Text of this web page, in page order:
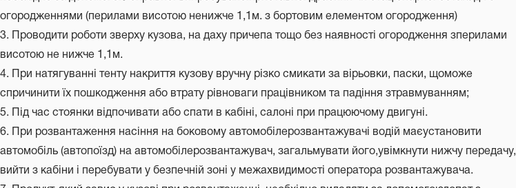
огородженнями (перилами висотою ненижче 1,1м. з бортовим елементом огородження)
3. Проводити роботи зверху кузова, на даху причепа тощо без наявності огородження зперилами
висотою не нижче 1,1м.
4. При натягуванні тенту накриття кузову вручну різко смикати за вірьовки, паски, щоможе
спричинити їх пошкодження або втрату рівноваги працівником та падіння зтравмуванням;
5. Під час стоянки відпочивати або спати в кабіні, салоні при працюючому двигуні.
6. При розвантаження насіння на боковому автомобілерозвантажувачі водій маєустановити
автомобіль (автопоїзд) на автомобілерозвантажувач, загальмувати його,увімкнути нижчу передачу,
вийти з кабіни і перебувати у безпечній зоні у межахвидимості оператора розвантажувача.